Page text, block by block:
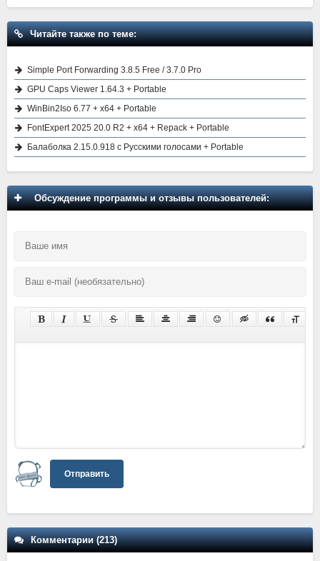
Читайте также по теме:
Simple Port Forwarding 3.8.5 Free / 3.7.0 Pro
GPU Caps Viewer 1.64.3 + Portable
WinBin2Iso 6.77 + x64 + Portable
FontExpert 2025 20.0 R2 + x64 + Repack + Portable
Балаболка 2.15.0.918 с Русскими голосами + Portable
Обсуждение программы и отзывы пользователей:
Отправить
Комментарии (213)